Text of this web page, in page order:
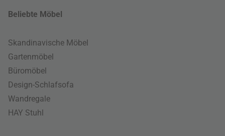
Beliebte Möbel
Skandinavische Möbel
Gartenmöbel
Büromöbel
Design-Schlafsofa
Wandregale
HAY Stuhl